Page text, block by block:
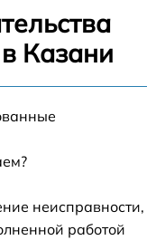
Казани
неисправности,
работой